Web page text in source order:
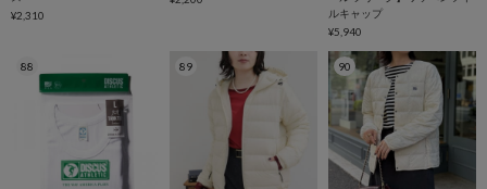
¥2,310
ルキャップ
¥5,940
88 89 90